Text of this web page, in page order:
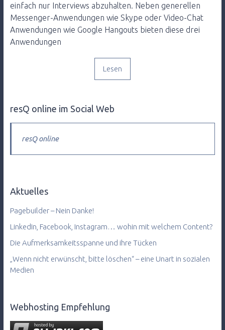
einfach nur Interviews abzuhalten. Neben generellen
Messenger-Anwendungen wie Skype oder Video-Chat
Anwendungen wie Google Hangouts bieten diese drei
Anwendungen
Lesen
resQ online im Social Web
resQ online
Aktuelles
Pagebuilder – Nein Danke!
LinkedIn, Facebook, Instagram… wohin mit welchem Content?
Die Aufmerksamkeitsspanne und ihre Tücken
„Wenn nicht erwünscht, bitte löschen“ – eine Unart in sozialen
Medien
Webhosting Empfehlung